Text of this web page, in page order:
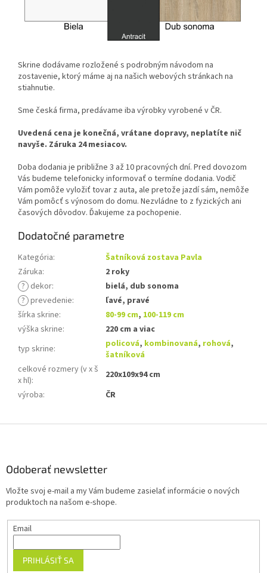
Skrine dodávame rozložené s podrobným návodom na
zostavenie, ktorý máme aj na našich webových stránkach na
stiahnutie.
Sme česká firma, predávame iba výrobky vyrobené v ČR.
Uvedená cena je konečná, vrátane dopravy, neplatíte nič
navyše. Záruka 24 mesiacov.
Doba dodania je približne 3 až 10 pracovných dní. Pred dovozom
Vás budeme telefonicky informovať o termíne dodania. Vodič
Vám pomôže vyložiť tovar z auta, ale pretože jazdí sám, nemôže
Vám pomôcť s výnosom do domu. Nezvládne to z fyzických ani
časových dôvodov. Ďakujeme za pochopenie.
Dodatočné parametre
Kategória:
Šatníková zostava Pavla
Záruka:
2 roky
? dekor:
bielá, dub sonoma
? prevedenie:
ľavé, pravé
šírka skrine: 80-99 cm, 100-119 cm
výška skrine:
220 cm a viac
typ skrine: policová, kombinovaná, rohová,
šatníková
celkové rozmery (v x š
x hl):
220x109x94 cm
výroba: ČR
Odoberať newsletter
Vložte svoj e-mail a my Vám budeme zasielať informácie o nových
produktoch na našom e-shope.
Email
PRIHLÁSIŤ SA